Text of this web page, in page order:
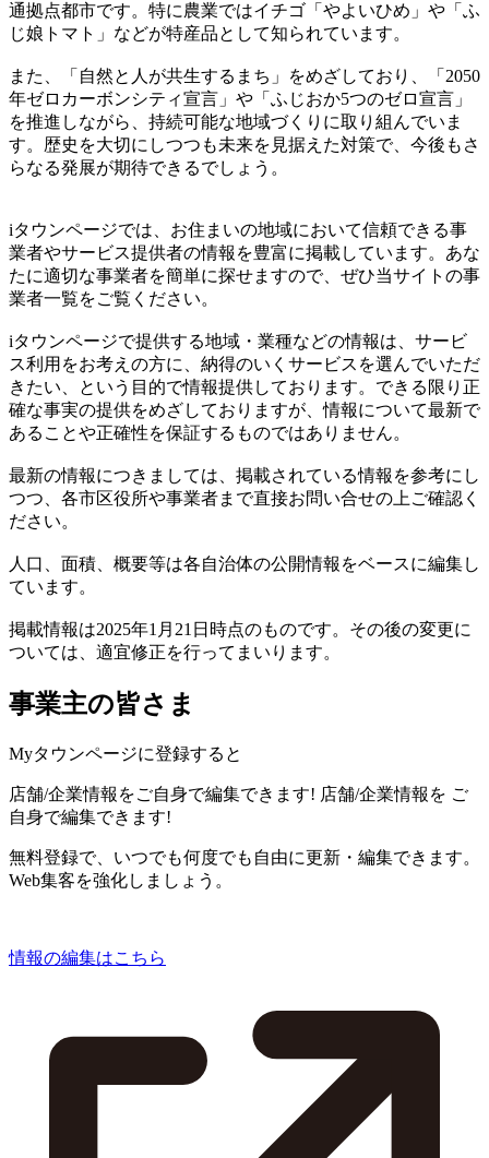
通拠点都市です。特に農業ではイチゴ「やよいひめ」や「ふ
じ娘トマト」などが特産品として知られています。
また、「自然と人が共生するまち」をめざしており、「2050
年ゼロカーボンシティ宣言」や「ふじおか5つのゼロ宣言」
を推進しながら、持続可能な地域づくりに取り組んでいま
す。歴史を大切にしつつも未来を見据えた対策で、今後もさ
らなる発展が期待できるでしょう。
iタウンページでは、お住まいの地域において信頼できる事
業者やサービス提供者の情報を豊富に掲載しています。あな
たに適切な事業者を簡単に探せますので、ぜひ当サイトの事
業者一覧をご覧ください。
iタウンページで提供する地域・業種などの情報は、サービ
ス利用をお考えの方に、納得のいくサービスを選んでいただ
きたい、という目的で情報提供しております。できる限り正
確な事実の提供をめざしておりますが、情報について最新で
あることや正確性を保証するものではありません。
最新の情報につきましては、掲載されている情報を参考にし
つつ、各市区役所や事業者まで直接お問い合せの上ご確認く
ださい。
人口、面積、概要等は各自治体の公開情報をベースに編集し
ています。
掲載情報は2025年1月21日時点のものです。その後の変更に
ついては、適宜修正を行ってまいります。
事業主の皆さま
Myタウンページに登録すると
店舗/企業情報をご自身で編集できます! 店舗/企業情報を ご
自身で編集できます!
無料登録で、いつでも何度でも自由に更新・編集できます。
Web集客を強化しましょう。
情報の編集はこちら